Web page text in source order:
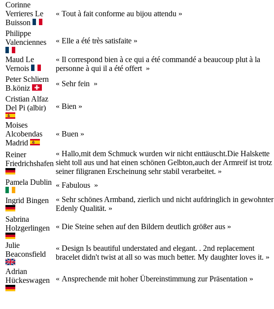
Corinne
Verrieres Le
Buisson
« Tout à fait conforme au bijou attendu »
Philippe
Valenciennes
« Elle a été très satisfaite »
Maud Le
Vernois
« Il correspond bien à ce qui a été commandé a beaucoup plut à la
personne à qui il a été offert »
Peter Schliern
B.köniz
« Sehr fein »
CristianAlfaz
Del Pi (albir)
« Bien »
Moises
Alcobendas
Madrid
« Buen »
Reiner
Friedrichshafen
« Hallo,mit dem Schmuck wurden wir nicht enttäuscht.Die Halskette
sieht toll aus und hat einen schönen Gelbton,auch der Armreif ist trotz
seiner filigranen Erscheinung sehr stabil verarbeitet. »
Pamela Dublin « Fabulous »
Ingrid Bingen
« Sehr schönes Armband, zierlich und nicht aufdringlich in gewohnter
Edenly Qualität. »
Sabrina
Holzgerlingen
« Die Steine sehen auf den Bildern deutlich größer aus »
Julie
Beaconsfield
« Design Is beautiful understated and elegant. . 2nd replacement
bracelet didn't twist at all so was much better. My daughter loves it. »
Adrian
Hückeswagen
« Ansprechende mit hoher Übereinstimmung zur Präsentation »